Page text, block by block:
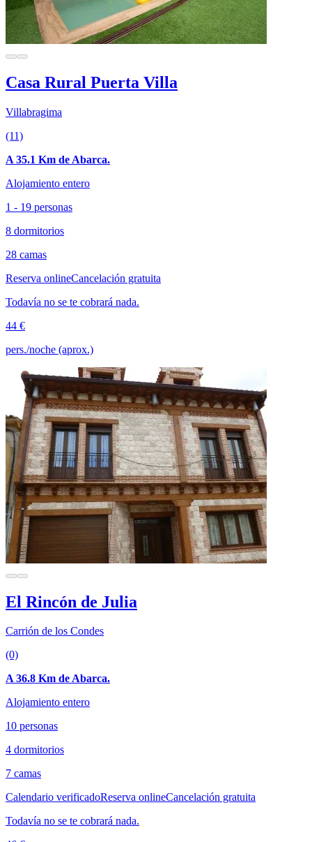
Casa Rural Puerta Villa
Villabragima
(11)
A 35.1 Km de Abarca.
Alojamiento entero
1 - 19 personas
8 dormitorios
28 camas
Reserva onlineCancelación gratuita
Todavía no se te cobrará nada.
44 €
pers./noche (aprox.)
El Rincón de Julia
Carrión de los Condes
(0)
A 36.8 Km de Abarca.
Alojamiento entero
10 personas
4 dormitorios
7 camas
Calendario verificadoReserva onlineCancelación gratuita
Todavía no se te cobrará nada.